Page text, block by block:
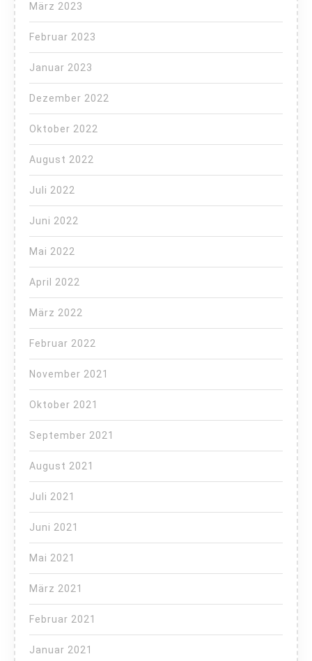
März 2023
Februar 2023
Januar 2023
Dezember 2022
Oktober 2022
August 2022
Juli 2022
Juni 2022
Mai 2022
April 2022
März 2022
Februar 2022
November 2021
Oktober 2021
September 2021
August 2021
Juli 2021
Juni 2021
Mai 2021
März 2021
Februar 2021
Januar 2021